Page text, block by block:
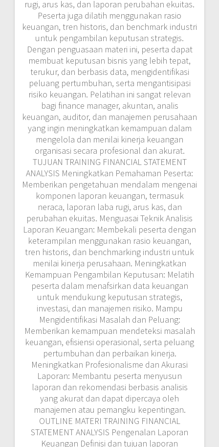
rugi, arus kas, dan laporan perubahan ekuitas.
Peserta juga dilatih menggunakan rasio
keuangan, tren historis, dan benchmark industri
untuk pengambilan keputusan strategis.
Dengan penguasaan materi ini, peserta dapat
membuat keputusan bisnis yang lebih tepat,
terukur, dan berbasis data, mengidentifikasi
peluang pertumbuhan, serta mengantisipasi
risiko keuangan. Pelatihan ini sangat relevan
bagi finance manager, akuntan, analis
keuangan, auditor, dan manajemen perusahaan
yang ingin meningkatkan kemampuan dalam
mengelola dan menilai kinerja keuangan
organisasi secara profesional dan akurat.
TUJUAN TRAINING FINANCIAL STATEMENT
ANALYSIS Meningkatkan Pemahaman Peserta:
Memberikan pengetahuan mendalam mengenai
komponen laporan keuangan, termasuk
neraca, laporan laba rugi, arus kas, dan
perubahan ekuitas. Menguasai Teknik Analisis
Laporan Keuangan: Membekali peserta dengan
keterampilan menggunakan rasio keuangan,
tren historis, dan benchmarking industri untuk
menilai kinerja perusahaan. Meningkatkan
Kemampuan Pengambilan Keputusan: Melatih
peserta dalam menafsirkan data keuangan
untuk mendukung keputusan strategis,
investasi, dan manajemen risiko. Mampu
Mengidentifikasi Masalah dan Peluang:
Memberikan kemampuan mendeteksi masalah
keuangan, efisiensi operasional, serta peluang
pertumbuhan dan perbaikan kinerja.
Meningkatkan Profesionalisme dan Akurasi
Laporan: Membantu peserta menyusun
laporan dan rekomendasi berbasis analisis
yang akurat dan dapat dipercaya oleh
manajemen atau pemangku kepentingan.
OUTLINE MATERI TRAINING FINANCIAL
STATEMENT ANALYSIS Pengenalan Laporan
Keuangan Definisi dan tujuan laporan